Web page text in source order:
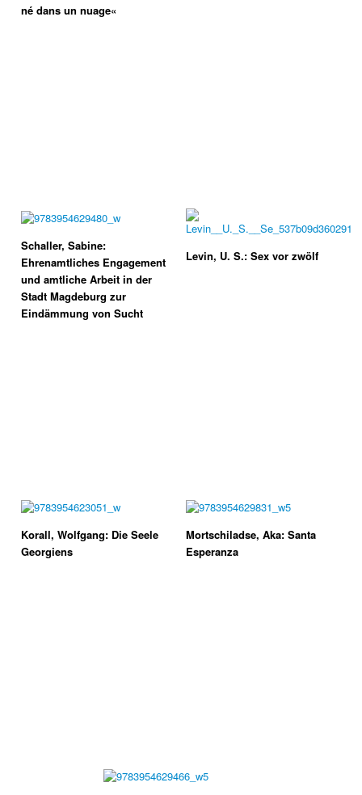
né dans un nuage«
Schaller, Sabine:
Ehrenamtliches Engagement
und amtliche Arbeit in der
Stadt Magde­burg zur
Eindämmung von Sucht
Levin, U. S.: Sex vor zwölf
Korall, Wolfgang: Die Seele
Georgiens
Mortschiladse, Aka: Santa
Esperanza